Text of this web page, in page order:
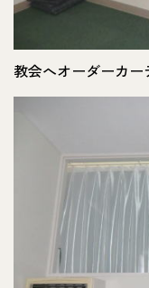
教会へオーダーカー